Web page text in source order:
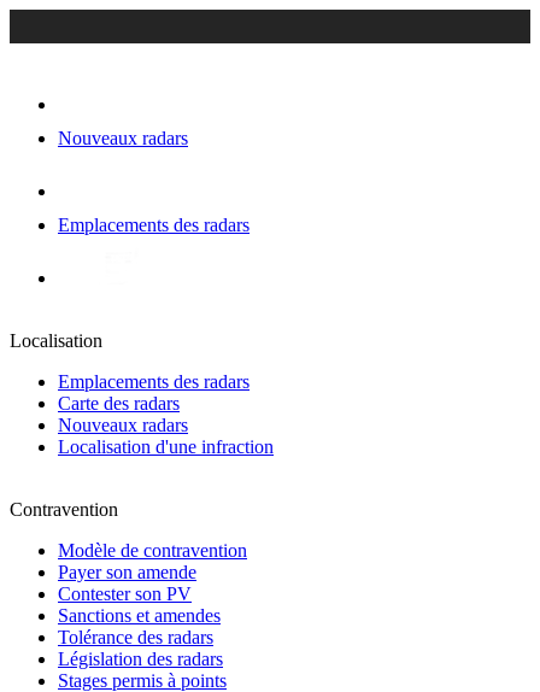
Nouveaux radars
Emplacements des radars
Localisation
Emplacements des radars
Carte des radars
Nouveaux radars
Localisation d'une infraction
Contravention
Modèle de contravention
Payer son amende
Contester son PV
Sanctions et amendes
Tolérance des radars
Législation des radars
Stages permis à points